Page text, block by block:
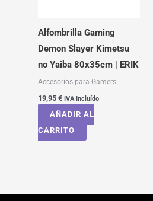
Alfombrilla Gaming
Demon Slayer Kimetsu
no Yaiba 80x35cm | ERIK
Accesorios para Gamers
19,95 € IVA Incluído
AÑADIR AL
CARRITO